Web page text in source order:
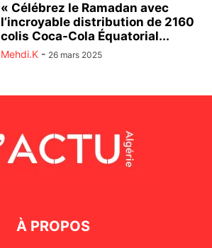
« Célébrez le Ramadan avec
l’incroyable distribution de 2160
colis Coca-Cola Équatorial...
Mehdi.K - 26 mars 2025
À PROPOS